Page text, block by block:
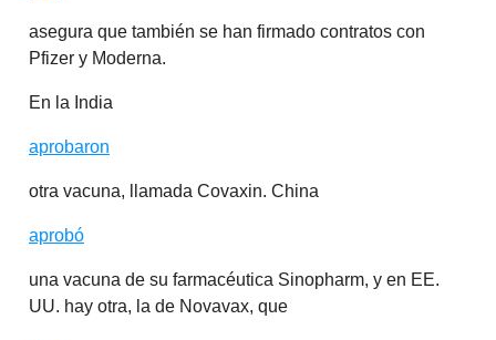
asegura que también se han firmado contratos con
Pfizer y Moderna.
En la India
aprobaron
otra vacuna, llamada Covaxin. China
aprobó
una vacuna de su farmacéutica Sinopharm, y en EE.
UU. hay otra, la de Novavax, que